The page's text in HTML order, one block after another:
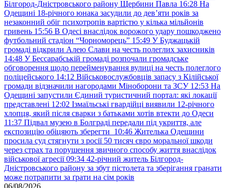
Білгород-Дністровського району Щербини Павла 16:28 На
Одещині 18-річного юнака засудили до дев’яти років за
незаконний обіг психотропів вартістю у кілька мільйонів
гривень 15:56 В Одесі внаслідок ворожого удару пошкоджено
футбольний стадіон “Чорноморець” 15:49 У Буджацькій
громаді відкрили Алею Слави на честь полеглих захисників
14:48 У Бессарабській громаді розпочали громадське
обговорення щодо перейменування вулиці на честь полеглого
поліцейського 14:12 Військовослужбовців запасу з Кілійської
громади відзначили нагородами Міноборони та ЗСУ 12:53 На
Одещині запустили Єдиний туристичний портал: які локації
представлені 12:02 Ізмаїльські гвардійці виявили 12-річного
хлопця, який після сварки з батьками хотів втекти до Одеси
11:37 Підвал музею в Болграді передали під укриття, але
експозицію обіцяють зберегти 10:46 Жителька Одещини
просила суд стягнути з росії 50 тисяч євро моральної шкоди
через страх та порушення звичного способу життя внаслідок
військової агресії 09:34 42-річний житель Білгород-
Дністровського району за збут пістолета та зберігання гранати
може потрапити за ґрати на сім років
06/08/2026